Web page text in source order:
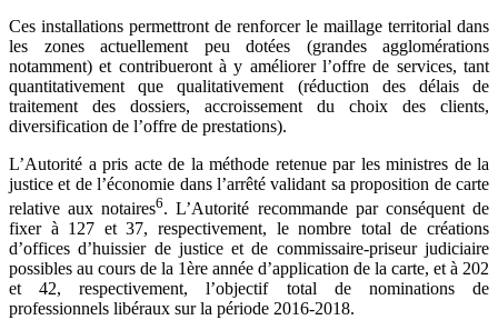
Ces installations permettront de renforcer le maillage territorial dans
les zones actuellement peu dotées (grandes agglomérations
notamment) et contribueront à y améliorer l’offre de services, tant
quantitativement que qualitativement (réduction des délais de
traitement des dossiers, accroissement du choix des clients,
diversification de l’offre de prestations).
L’Autorité a pris acte de la méthode retenue par les ministres de la
justice et de l’économie dans l’arrêté validant sa proposition de carte
relative aux notaires6. L’Autorité recommande par conséquent de
fixer à 127 et 37, respectivement, le nombre total de créations
d’offices d’huissier de justice et de commissaire-priseur judiciaire
possibles au cours de la 1ère année d’application de la carte, et à 202
et 42, respectivement, l’objectif total de nominations de
professionnels libéraux sur la période 2016-2018.